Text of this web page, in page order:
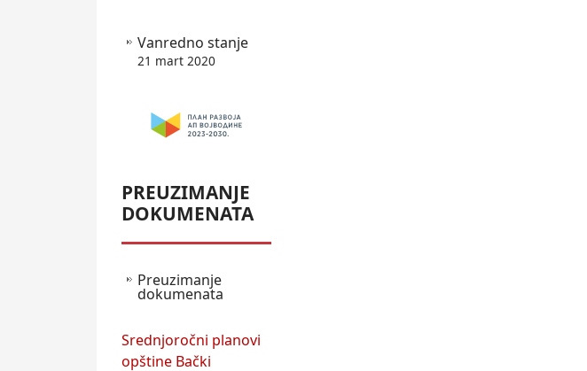
Vanredno stanje
21 mart 2020
PREUZIMANJE
DOKUMENATA
Preuzimanje
dokumenata
Srednjoročni planovi
opštine Bački